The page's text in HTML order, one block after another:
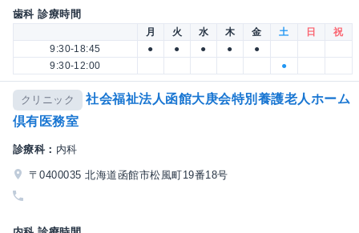
歯科 診療時間
月 火 水 木 金 土 日
祝
9:30-18:45
● ● ● ●
●
9:30-12:00
●
クリニック
社会福祉法人函館大庚会特別養護老人ホーム
倶有医務室
診療科： 内科
〒0400035 北海道函館市松風町19番18号